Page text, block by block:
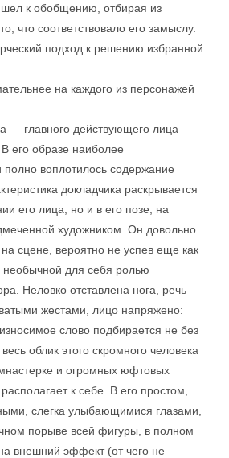
к обобщению, отбирая из
что соответствовало его замыслу.
подход к решению избранной
на каждого из персонажей
— главного действующего лица
его образе наиболее
полно воплотилось содержание
докладчика раскрывается
его лица, но и в его позе, на
художником. Он довольно
сцене, вероятно не успев еще как
необычной для себя ролью
Неловко отставлена нога, речь
жестами, лицо напряжено:
слово подбирается не без
облик этого скромного человека
и огромных юфтовых
к себе. В его простом,
слегка улыбающимися глазами,
порыве всей фигуры, в полном
внешний эффект (от чего не